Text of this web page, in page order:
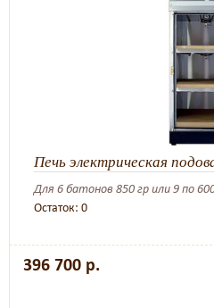
Печь электрическая
Для 6 батонов 850 гр или 9 по
Остаток: 0
396 700 р.